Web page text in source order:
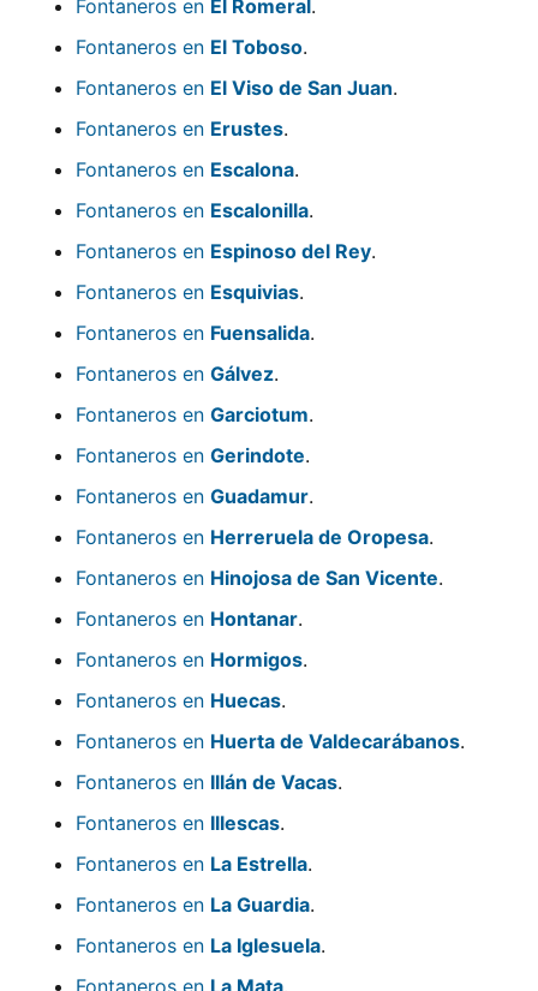
Fontaneros en El Romeral .
Fontaneros en El Toboso.
Fontaneros en El Viso de San Juan.
Fontaneros en Erustes.
Fontaneros en Escalona.
Fontaneros en Escalonilla.
Fontaneros en Espinoso del Rey.
Fontaneros en Esquivias.
Fontaneros en Fuensalida.
Fontaneros en Gálvez.
Fontaneros en Garciotum.
Fontaneros en Gerindote.
Fontaneros en Guadamur.
Fontaneros en Herreruela de Oropesa.
Fontaneros en Hinojosa de San Vicente.
Fontaneros en Hontanar.
Fontaneros en Hormigos.
Fontaneros en Huecas.
Fontaneros en Huerta de Valdecarábanos.
Fontaneros en Illán de Vacas.
Fontaneros en Illescas.
Fontaneros en La Estrella.
Fontaneros en La Guardia.
Fontaneros en La Iglesuela.
Fontaneros en La Mata.